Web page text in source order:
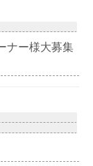
ナー様大募集